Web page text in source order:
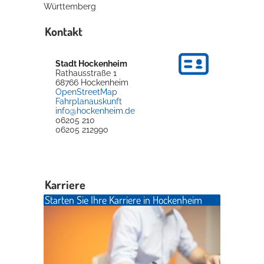
Württemberg
Kontakt
Stadt Hockenheim
Rathausstraße 1
68766 Hockenheim
OpenStreetMap
Fahrplanauskunft
info@hockenheim.de
06205 210
06205 212990
Karriere
Starten Sie Ihre Karriere in Hockenheim